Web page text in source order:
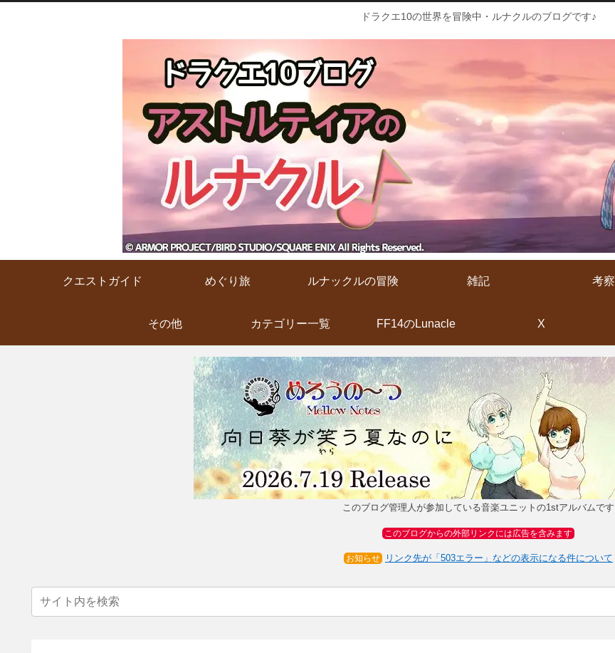
ドラクエ10の世界を冒険中・ルナクルのブログです♪
クエストガイド めぐり旅 ルナックルの冒険 雑記 考察
その他 カテゴリー一覧 FF14のLunacle X
このブログ管理人が参加している音楽ユニットの1stアルバムです
このブログからの外部リンクには広告を含みます
お知らせ リンク先が「503エラー」などの表示になる件について